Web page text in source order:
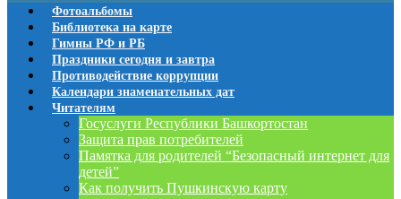
Фотоальбомы
Библиотека на карте
Гимны РФ и РБ
Праздники сегодня и завтра
Противодействие коррупции
Календари знаменательных дат
Читателям
Госуслуги Республики Башкортостан
Защита прав потребителей
Памятка для родителей “Безопасный интернет для
детей”
Как получить Пушкинскую карту